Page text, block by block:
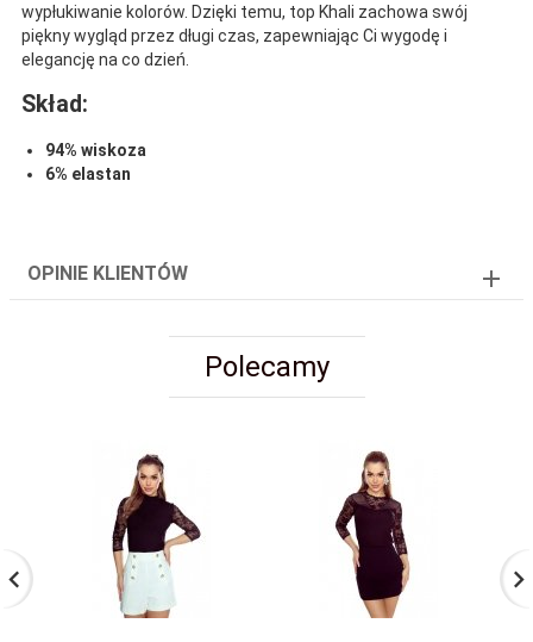
wypłukiwanie kolorów. Dzięki temu, top Khali zachowa swój
piękny wygląd przez długi czas, zapewniając Ci wygodę i
elegancję na co dzień.
Skład:
94% wiskoza
6% elastan
OPINIE KLIENTÓW
Polecamy